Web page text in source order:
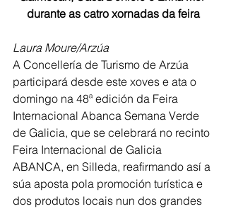
durante as catro xornadas da feira
Laura Moure/Arzúa
A Concellería de Turismo de Arzúa
participará desde este xoves e ata o
domingo na 48ª edición da Feira
Internacional Abanca Semana Verde
de Galicia, que se celebrará no recinto
Feira Internacional de Galicia
ABANCA, en Silleda, reafirmando así a
súa aposta pola promoción turística e
dos produtos locais nun dos grandes